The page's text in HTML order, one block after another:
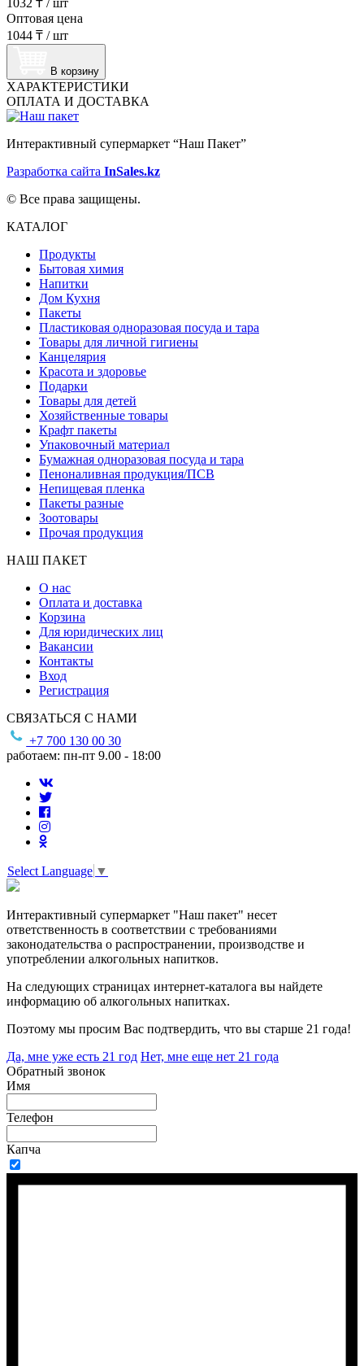
1032 ₸ / шт
Оптовая цена
1044 ₸ /шт
В корзину
ХАРАКТЕРИСТИКИ
ОПЛАТА И ДОСТАВКА
Интерактивный супермаркет “Наш Пакет”
Разработка сайта InSales.kz
© Все права защищены.
КАТАЛОГ
Продукты
Бытовая химия
Напитки
Дом Кухня
Пакеты
Пластиковая одноразовая посуда и тара
Товары для личной гигиены
Канцелярия
Красота и здоровье
Подарки
Товары для детей
Хозяйственные товары
Крафт пакеты
Упаковочный материал
Бумажная одноразовая посуда и тара
Пеноналивная продукция/ПСВ
Непищевая пленка
Пакеты разные
Зоотовары
Прочая продукция
НАШ ПАКЕТ
О нас
Оплата и доставка
Корзина
Для юридических лиц
Вакансии
Контакты
Вход
Регистрация
СВЯЗАТЬСЯ С НАМИ
+7 700 130 00 30
работаем: пн-пт 9.00 - 18:00
Select Language ▼
Интерактивный супермаркет "Наш пакет" несет
ответственность в соответствии с требованиями
законодательства о распространении, производстве и
употреблении алкогольных напитков.
На следующих страницах интернет-каталога вы найдете
информацию об алкогольных напитках.
Поэтому мы просим Вас подтвердить, что вы старше 21 года!
Да, мне уже есть 21 год Нет, мне еще нет 21 года
Обратный звонок
Имя
Телефон
Капча